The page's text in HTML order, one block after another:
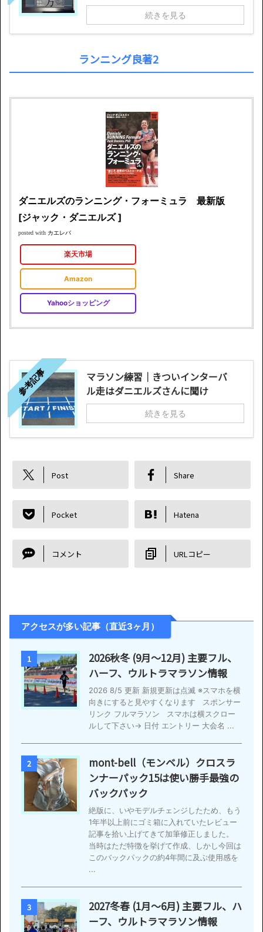
続きを見る
ランニング良著2
ダニエルズのランニング・フォーミュラ 最新版
[ジャック・ダニエルズ ]
posted with カエレバ
楽天市場
Amazon
Yahooショッピング
参考記事
マラソン練習｜きついインターバ
ル走はダニエルズさんに聞け
続きを見る
Post Share
Pocket Hatena
コメント URLコピー
アクセスが多い記事（直近3ヶ月）
1
2026秋冬 (9月〜12月) 主要フル、
ハーフ、ウルトラマラソン情報
2026 8/5 更新 新規更新は点滅 ※スマホを横
向きにすると見やすくなります スポンサー
リンク フルマラソン スマホは横スクロー
ルして下さい→ 日付 エントリー 大会名 ...
2
mont-bell（モンベル）クロスラ
ンナーパック15は使い勝手最強の
バックパック
絶版に、いやモデルチェンジしたため、もう
1年半以上前にゴミ箱に入れていたレビュー
記事を拾い上げてきて加筆修正しました。
当時はただ特徴を挙げて作成、しかし今回は
このバックパックの約4年間に及ぶ使用感を
...
3
2027冬春 (1月〜6月) 主要フル、ハ
ーフ、ウルトラマラソン情報